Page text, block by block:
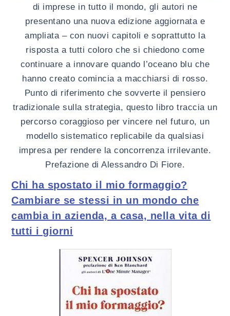
di imprese in tutto il mondo, gli autori ne
presentano una nuova edizione aggiornata e
ampliata – con nuovi capitoli e soprattutto la
risposta a tutti coloro che si chiedono come
continuare a innovare quando l’oceano blu che
hanno creato comincia a macchiarsi di rosso.
Punto di riferimento che sovverte il pensiero
tradizionale sulla strategia, questo libro traccia un
percorso coraggioso per vincere nel futuro, un
modello sistematico replicabile da qualsiasi
impresa per rendere la concorrenza irrilevante.
Prefazione di Alessandro Di Fiore.
Chi ha spostato il mio formaggio?
Cambiare se stessi in un mondo che
cambia in azienda, a casa, nella vita di
tutti i giorni